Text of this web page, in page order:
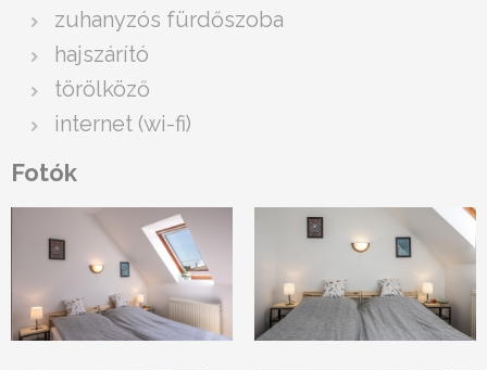
zuhanyzós fürdőszoba
hajszárító
törölköző
internet (wi-fi)
Fotók